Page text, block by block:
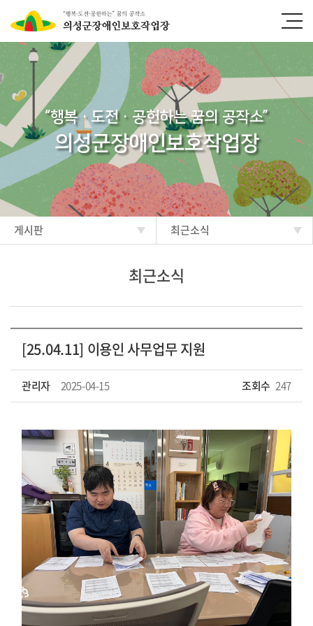
“행복·도전·공헌하는 꿈의 공작소”
의성군장애인보호작업장
게시판 최근소식
최근소식
[25.04.11] 이용인 사무업무 지원
관리자 2025-04-15 조회수 247